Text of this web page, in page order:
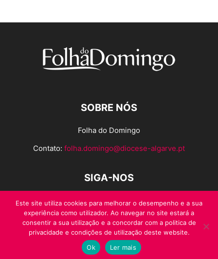
SOBRE NÓS
Folha do Domingo
Contato: folha.domingo@diocese-algarve.pt
SIGA-NOS
© Folha do Domingo 2026, todos os direitos reservados.
Este site utiliza cookies para melhorar o desempenho e a sua
experiência como utilizador. Ao navegar no site estará a
consentir a sua utilização e a concordar com a politica de
privacidade e condições de utilização deste website.
Ok
Ler mais